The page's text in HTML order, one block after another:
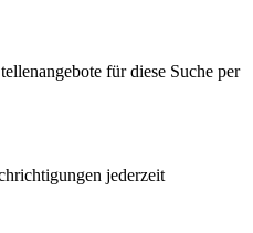
für diese Suche per
jederzeit